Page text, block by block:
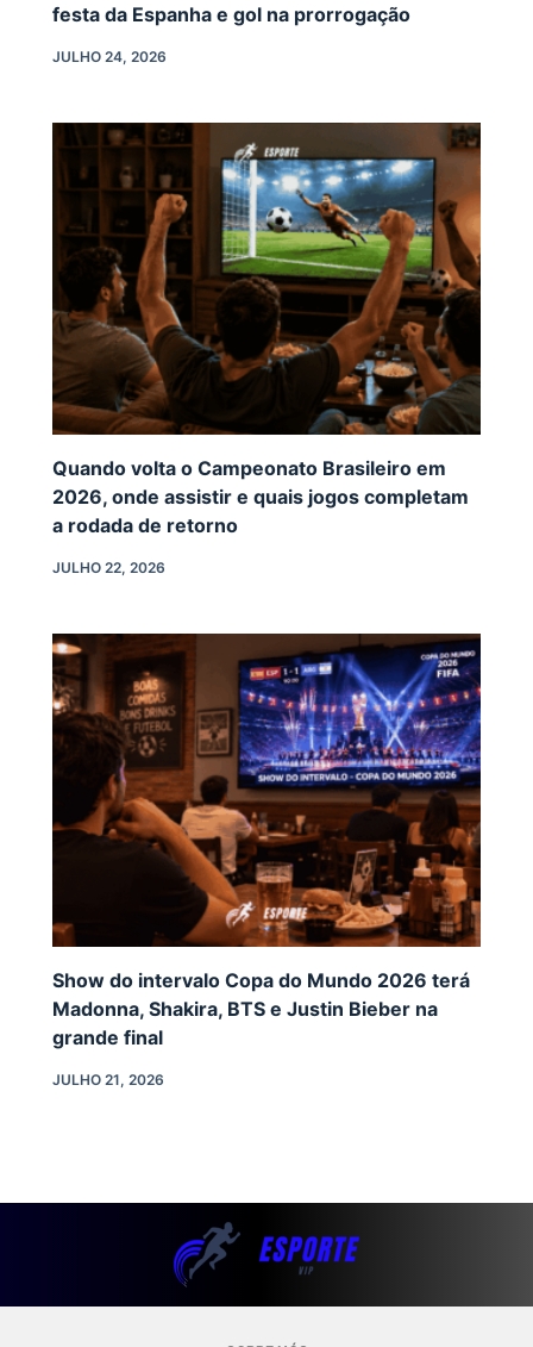
festa da Espanha e gol na prorrogação
JULHO 24, 2026
Quando volta o Campeonato Brasileiro em
2026, onde assistir e quais jogos completam
a rodada de retorno
JULHO 22, 2026
Show do intervalo Copa do Mundo 2026 terá
Madonna, Shakira, BTS e Justin Bieber na
grande final
JULHO 21, 2026